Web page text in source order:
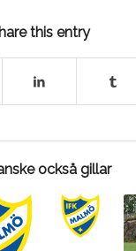
this entry
också gillar